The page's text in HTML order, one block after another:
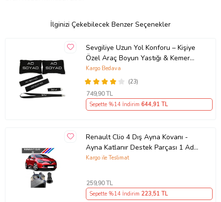
İlginizi Çekebilecek Benzer Seçenekler
Sevgiliye Uzun Yol Konforu – Kişiye
Özel Araç Boyun Yastığı & Kemer
Pedi Hediye Seti
(23)
Kargo Bedava
749,90 TL
Sepette %14 İndirim 644,91 TL
Renault Clio 4 Dış Ayna Kovanı -
Ayna Katlanır Destek Parçası 1 Adet
490307706 M3625
Kargo ile Teslimat
259,90 TL
Sepette %14 İndirim 223,51 TL